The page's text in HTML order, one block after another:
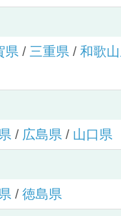
県/ 三重県/ 和歌
/ 広島県/ 山口県
/ 徳島県